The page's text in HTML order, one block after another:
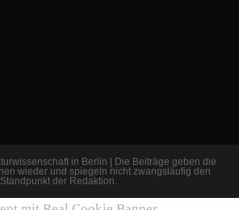
in Berlin | Die Beiträge geben die
wieder und spiegeln nicht zwangsläufig den
Standpunkt der Redaktion.